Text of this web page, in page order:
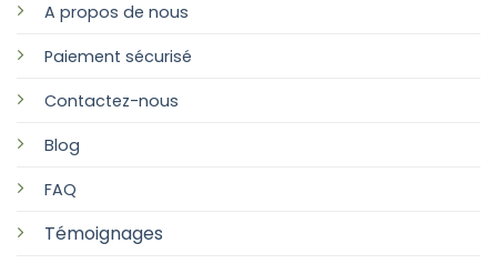
A propos de nous
Paiement sécurisé
Contactez-nous
Blog
FAQ
Témoignages